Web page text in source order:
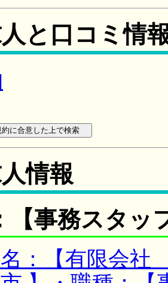
と口コミ情
情報
【事務スタッ
：【有限会社